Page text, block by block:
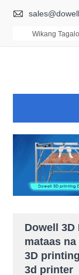

Wikang
Dowell
mataas
3D
3d printer